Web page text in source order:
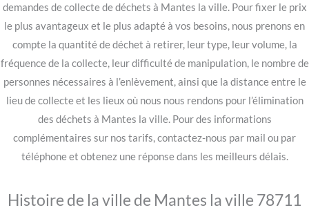
demandes de collecte de déchets à Mantes la ville. Pour fixer le prix
le plus avantageux et le plus adapté à vos besoins, nous prenons en
compte la quantité de déchet à retirer, leur type, leur volume, la
fréquence de la collecte, leur difficulté de manipulation, le nombre de
personnes nécessaires à l’enlèvement, ainsi que la distance entre le
lieu de collecte et les lieux où nous nous rendons pour l’élimination
des déchets à Mantes la ville. Pour des informations
complémentaires sur nos tarifs, contactez-nous par mail ou par
téléphone et obtenez une réponse dans les meilleurs délais.
Histoire de la ville de Mantes la ville 78711